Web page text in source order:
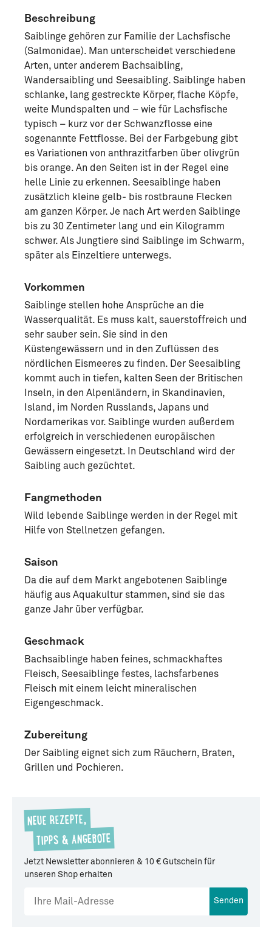
Beschreibung
Saiblinge gehören zur Familie der Lachsfische
(Salmonidae). Man unterscheidet verschiedene
Arten, unter anderem Bachsaibling,
Wandersaibling und Seesaibling. Saiblinge haben
schlanke, lang gestreckte Körper, flache Köpfe,
weite Mundspalten und – wie für Lachsfische
typisch – kurz vor der Schwanzflosse eine
sogenannte Fettflosse. Bei der Farbgebung gibt
es Variationen von anthrazitfarben über olivgrün
bis orange. An den Seiten ist in der Regel eine
helle Linie zu erkennen. Seesaiblinge haben
zusätzlich kleine gelb- bis rostbraune Flecken
am ganzen Körper. Je nach Art werden Saiblinge
bis zu 30 Zentimeter lang und ein Kilogramm
schwer. Als Jungtiere sind Saiblinge im Schwarm,
später als Einzeltiere unterwegs.
Vorkommen
Saiblinge stellen hohe Ansprüche an die
Wasserqualität. Es muss kalt, sauerstoffreich und
sehr sauber sein. Sie sind in den
Küstengewässern und in den Zuflüssen des
nördlichen Eismeeres zu finden. Der Seesaibling
kommt auch in tiefen, kalten Seen der Britischen
Inseln, in den Alpenländern, in Skandinavien,
Island, im Norden Russlands, Japans und
Nordamerikas vor. Saiblinge wurden außerdem
erfolgreich in verschiedenen europäischen
Gewässern eingesetzt. In Deutschland wird der
Saibling auch gezüchtet.
Fangmethoden
Wild lebende Saiblinge werden in der Regel mit
Hilfe von Stellnetzen gefangen.
Saison
Da die auf dem Markt angebotenen Saiblinge
häufig aus Aquakultur stammen, sind sie das
ganze Jahr über verfügbar.
Geschmack
Bachsaiblinge haben feines, schmackhaftes
Fleisch, Seesaiblinge festes, lachsfarbenes
Fleisch mit einem leicht mineralischen
Eigengeschmack.
Zubereitung
Der Saibling eignet sich zum Räuchern, Braten,
Grillen und Pochieren.
NEUE REZEPTE,
TIPPS & ANGEBOTE
Jetzt Newsletter abonnieren & 10 € Gutschein für
unseren Shop erhalten
Senden